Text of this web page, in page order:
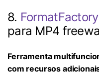
8. FormatFactory
para MP4
Ferramenta
com recursos